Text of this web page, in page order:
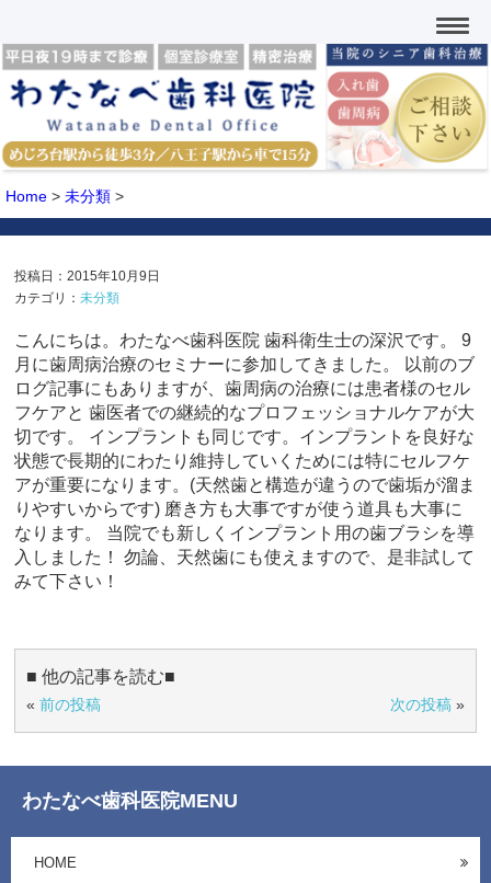
Home > 未分類 >
投稿日：2015年10月9日
カテゴリ：未分類
こんにちは。わたなべ歯科医院 歯科衛生士の深沢です。 9
月に歯周病治療のセミナーに参加してきました。 以前のブ
ログ記事にもありますが、歯周病の治療には患者様のセル
フケアと 歯医者での継続的なプロフェッショナルケアが大
切です。 インプラントも同じです。インプラントを良好な
状態で長期的にわたり維持していくためには特にセルフケ
アが重要になります。(天然歯と構造が違うので歯垢が溜ま
りやすいからです) 磨き方も大事ですが使う道具も大事に
なります。 当院でも新しくインプラント用の歯ブラシを導
入しました！ 勿論、天然歯にも使えますので、是非試して
みて下さい！
■ 他の記事を読む■
«前の投稿 次の投稿»
わたなべ歯科医院MENU
HOME